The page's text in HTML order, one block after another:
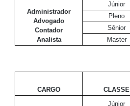
Administrador
Advogado
Contador
Analista
Júnior
Pleno
Sênior
Master
CARGO CLASSE
Júnior